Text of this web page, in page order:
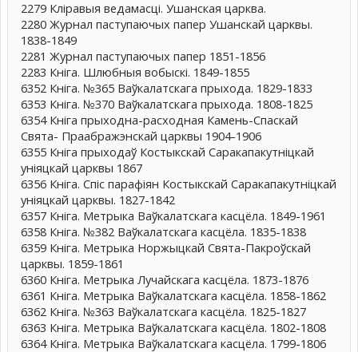
2279 Кліравыя ведамасці. Ушанская царква.
2280 Журнал паступаючых папер Ушанскай царквы.
1838-1849
2281 Журнал паступаючых папер 1851-1856
2283 Кніга. Шлюбныя вобыскі. 1849-1855
6352 Кніга. №365 Ваўкалатскага прыхода. 1829-1833
6353 Кніга. №370 Ваўкалатскага прыхода. 1808-1825
6354 Кніга прыходна-расходная Камень-Спаскай
Свята- Праабражэнскай царквы 1904-1906
6355 Кніга прыходаў Костыкскай Саракапакутніцкай
уніяцкай царквы 1867
6356 Кніга. Спіс парафіян Костыкскай Саракапакутніцкай
уніяцкай царквы. 1827-1842
6357 Кніга. Метрыка Ваўкалатскага касцёла. 1849-1961
6358 Кніга. №382 Ваўкалатскага касцёла. 1835-1838
6359 Кніга. Метрыка Норжыцкай Свята-Пакроўскай
царквы. 1859-1861
6360 Кніга. Метрыка Лучайскага касцёла. 1873-1876
6361 Кніга. Метрыка Ваўкалатскага касцёла. 1858-1862
6362 Кніга. №363 Ваўкалатскага касцёла. 1825-1827
6363 Кніга. Метрыка Ваўкалатскага касцёла. 1802-1808
6364 Кніга. Метрыка Ваўкалатскага касцёла. 1799-1806